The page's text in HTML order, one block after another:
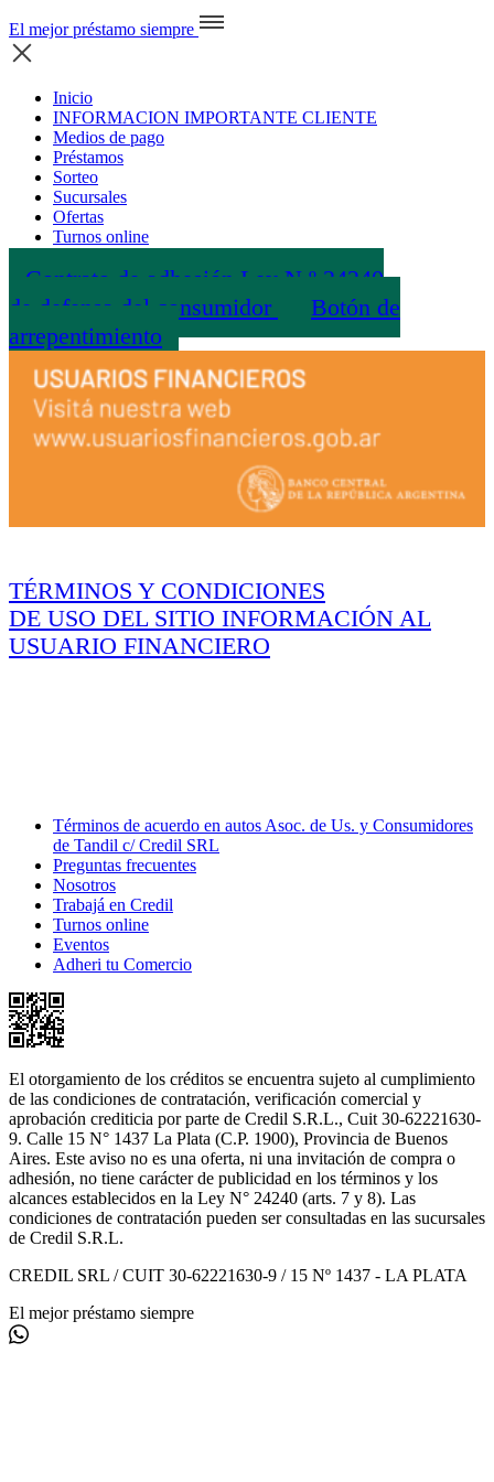
El mejor préstamo siempre
Inicio
INFORMACION IMPORTANTE CLIENTE
Medios de pago
Préstamos
Sorteo
Sucursales
Ofertas
Turnos online
Contrato de adhesión Ley N.º 24240
de defensa del consumidor
Botón de
arrepentimiento
TÉRMINOS Y CONDICIONES
DE USO DEL SITIO INFORMACIÓN AL
USUARIO FINANCIERO
Términos de acuerdo en autos Asoc. de Us. y Consumidores
de Tandil c/ Credil SRL
Preguntas frecuentes
Nosotros
Trabajá en Credil
Turnos online
Eventos
Adheri tu Comercio
El otorgamiento de los créditos se encuentra sujeto al cumplimiento
de las condiciones de contratación, verificación comercial y
aprobación crediticia por parte de Credil S.R.L., Cuit 30-62221630-
9. Calle 15 N° 1437 La Plata (C.P. 1900), Provincia de Buenos
Aires. Este aviso no es una oferta, ni una invitación de compra o
adhesión, no tiene carácter de publicidad en los términos y los
alcances establecidos en la Ley N° 24240 (arts. 7 y 8). Las
condiciones de contratación pueden ser consultadas en las sucursales
de Credil S.R.L.
CREDIL SRL / CUIT 30-62221630-9 / 15 Nº 1437 - LA PLATA
El mejor préstamo siempre